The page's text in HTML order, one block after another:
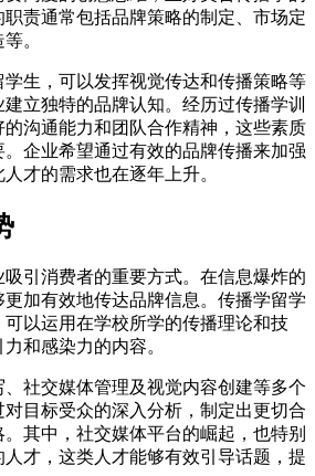
责通常包括品牌策略的制定、市场定
。
生，可以发挥视觉传达和传播策略等
立独特的品牌认知。经历过传播学训
沟通能力和团队合作精神，这些素质
企业希望通过有效的品牌传播来加强
才的需求也在逐年上升。
引消费者的重要方式。在信息爆炸的
加有效地传达品牌信息。传播学留学
以运用在学校所学的传播理论和技
和感染力的内容。
社交媒体管理及视觉内容创建等多个
目标受众的深入分析，制定出更切合
其中，社交媒体平台的崛起，也特别
才，这类人才能够有效引导话题，提